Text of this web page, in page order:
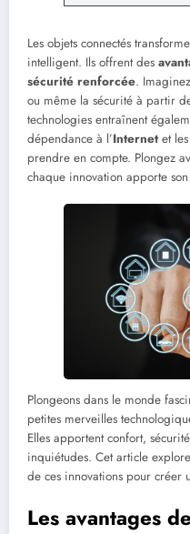
Les objets connectés
intelligent. Ils offrent des
sécurité renforcée.
ou même la sécurité à partir
technologies entraînent
dépendance à l’Internetet les
prendre en compte. Plongez
chaque innovation apporte
Plongeons dans le monde
petites merveilles
Elles apportent confort,
inquiétudes. Cet article
de ces innovations pour créer
Les avantages